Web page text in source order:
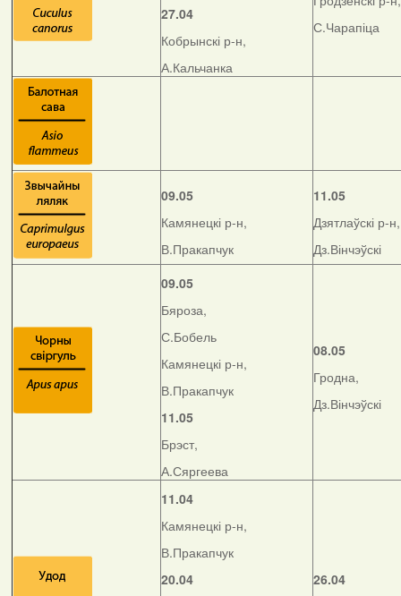
27.04
Кобрынскі р-н,
А.Кальчанка
С.Чарапіца
09.05
Камянецкі р-н,
В.Пракапчук
11.05
Дзятлаўскі р-н,
Дз.Вінчэўскі
09.05
Бяроза,
С.Бобель
Камянецкі р-н,
В.Пракапчук
11.05
Брэст,
А.Сяргеева
08.05
Гродна,
Дз.Вінчэўскі
11.04
Камянецкі р-н,
В.Пракапчук
20.04
26.04